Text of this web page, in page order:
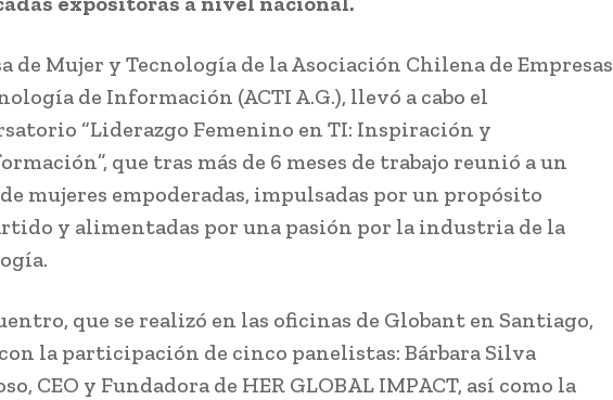
de Mujer y Tecnología de la Asociación Chilena de Empresas
de Información (ACTI A.G.), llevó a cabo el
“Liderazgo Femenino en TI: Inspiración y
que tras más de 6 meses de trabajo reunió a un
mujeres empoderadas, impulsadas por un propósito
y alimentadas por una pasión por la industria de la
que se realizó en las oficinas de Globant en Santiago,
la participación de cinco panelistas: Bárbara Silva
CEO y Fundadora de HER GLOBAL IMPACT, así como la